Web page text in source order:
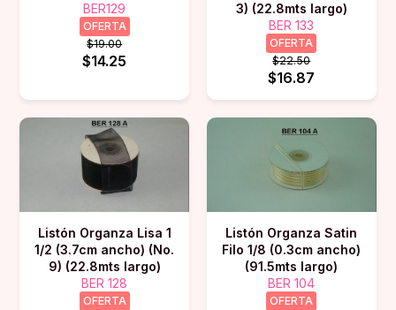
BER129
OFERTA
$19.00
$14.25
3) (22.8mts largo)
BER 133
OFERTA
$22.50
$16.87
Listón Organza Lisa 1
1/2 (3.7cm ancho) (No.
9) (22.8mts largo)
BER 128
OFERTA
Listón Organza Satin
Filo 1/8 (0.3cm ancho)
(91.5mts largo)
BER 104
OFERTA